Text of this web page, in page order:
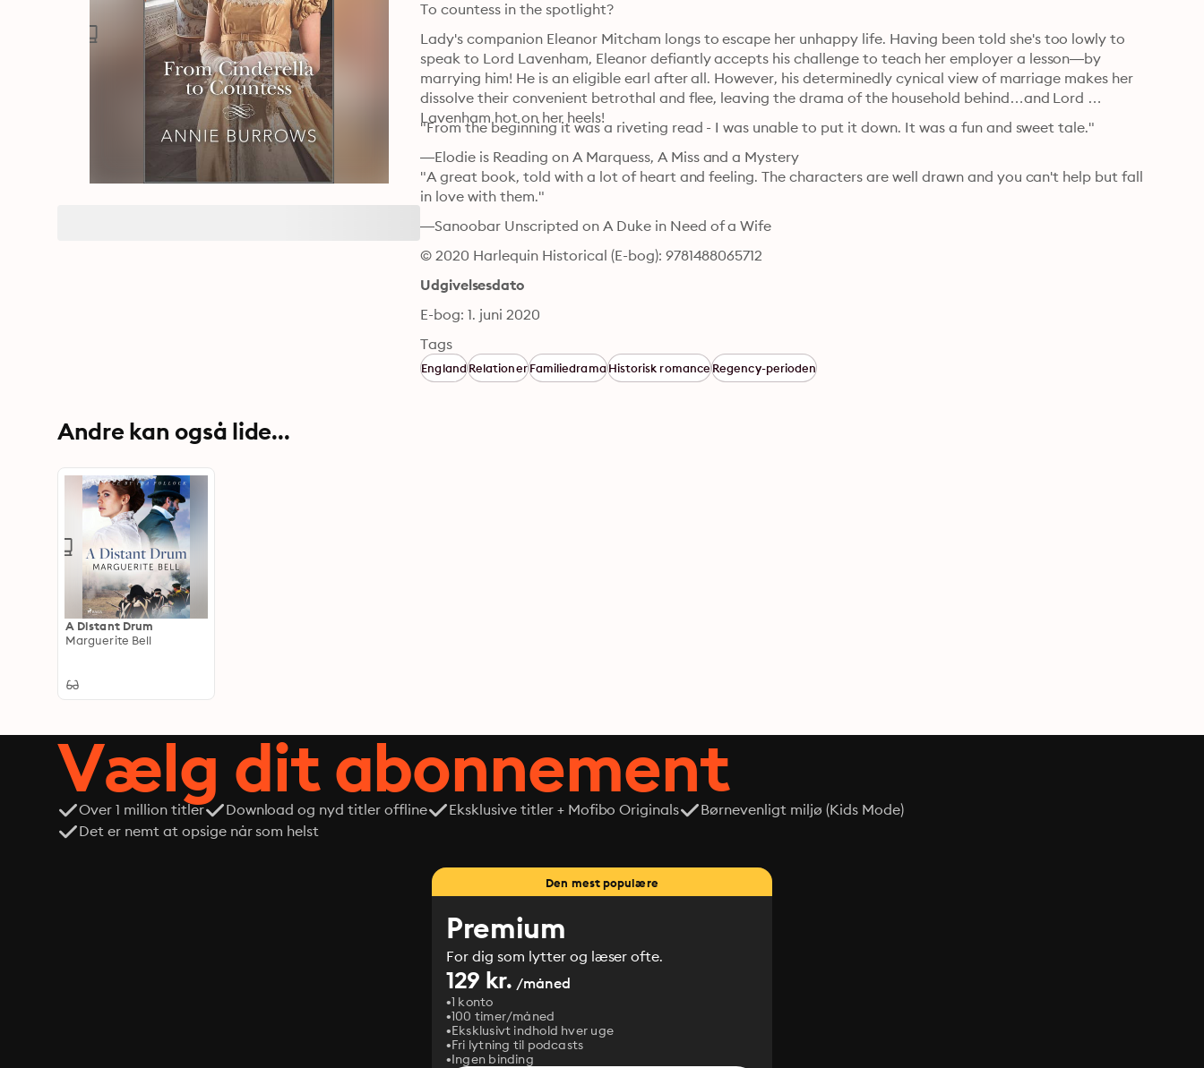
To countess in the spotlight?
Lady's companion Eleanor Mitcham longs to escape her unhappy life. Having been told she's too lowly to
speak to Lord Lavenham, Eleanor defiantly accepts his challenge to teach her employer a lesson—by
marrying him! He is an eligible earl after all. However, his determinedly cynical view of marriage makes her
dissolve their convenient betrothal and flee, leaving the drama of the household behind…and Lord
Lavenham hot on her heels!
"From the beginning it was a riveting read - I was unable to put it down. It was a fun and sweet tale."
—Elodie is Reading on A Marquess, A Miss and a Mystery
"A great book, told with a lot of heart and feeling. The characters are well drawn and you can't help but fall
in love with them."
—Sanoobar Unscripted on A Duke in Need of a Wife
© 2020 Harlequin Historical (E-bog): 9781488065712
Udgivelsesdato
E-bog: 1. juni 2020
Tags
EnglandRelationerFamiliedramaHistorisk romanceRegency-perioden
Andre kan også lide...
A Distant Drum
Marguerite Bell
Vælg dit abonnement
Over 1 million titler Download og nyd titler offline Eksklusive titler + Mofibo Originals
Børnevenligt miljø (Kids Mode)
Det er nemt at opsige når som helst
Den mest populære
Premium
For dig som lytter og læser ofte.
129 kr. /måned
1 konto
100 timer/måned
Eksklusivt indhold hver uge
Fri lytning til podcasts
Ingen binding